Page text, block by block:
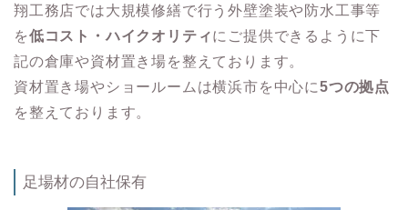
翔工務店では大規模修繕で行う外壁塗装や防水工事等
を低コスト・ハイクオリティにご提供できるように下
記の倉庫や資材置き場を整えております。
資材置き場やショールームは横浜市を中心に5つの拠点
を整えております。
足場材の自社保有